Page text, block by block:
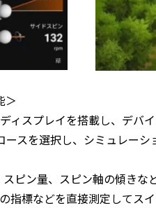
＞
ィスプレイを搭載し、デバ
スを選択し、シミュレー
ピン量、スピン軸の傾きな
指標などを直接測定してスイ